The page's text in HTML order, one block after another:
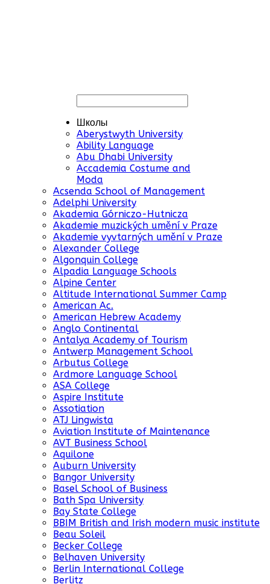
Школы
Aberystwyth University
Ability Language
Abu Dhabi University
Accademia Costume and
Moda
Acsenda School of Management
Adelphi University
Akademia Górniczo-Hutnicza
Akademie muzických umění v Praze
Akademie vyvtarných umění v Praze
Alexander College
Algonquin College
Alpadia Language Schools
Alpine Center
Altitude International Summer Camp
American Ac.
American Hebrew Academy
Anglo Continental
Antalya Academy of Tourism
Antwerp Management School
Arbutus College
Ardmore Language School
ASA College
Aspire Institute
Assotiation
ATJ Lingwista
Aviation Institute of Maintenance
AVT Business School
Aquilone
Auburn University
Bangor University
Basel School of Business
Bath Spa University
Bay State College
BBIM British and Irish modern music institute
Beau Soleil
Becker College
Belhaven University
Berlin International College
Berlitz